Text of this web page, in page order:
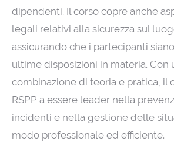
dipendenti. Il corso copre anche
legali relativi alla sicurezza sul
assicurando che i partecipanti
ultime disposizioni in materia. Con
combinazione di teoria e pratica, il
RSPP a essere leader nella
incidenti e nella gestione delle
modo professionale ed efficiente.